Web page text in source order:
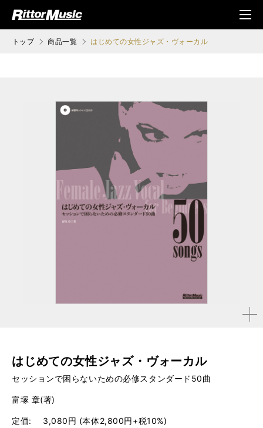
ジック (Rittor Musi
メニ
ュ
トップ 商品一覧 はじめての女性ジャズ・ヴォーカル
拡大す
はじめての女性ジャズ・ヴォーカル
セッションで困らないための必修スタンダード50曲
富塚 章(著)
定価
3,080円 (本体2,800円+税10%)